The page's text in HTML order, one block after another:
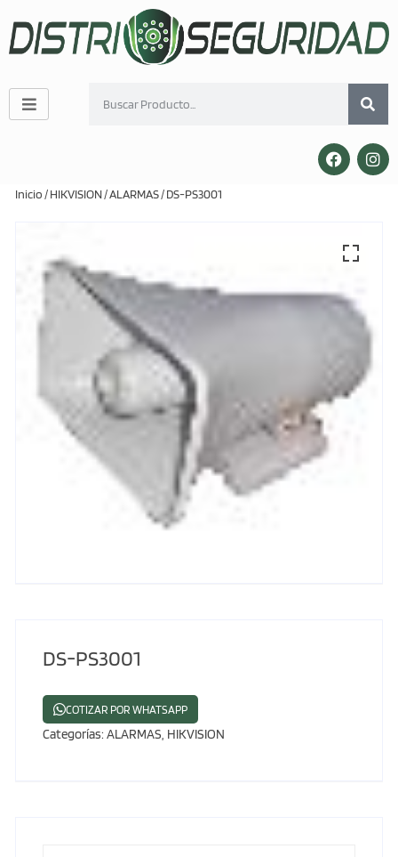
Inicio /HIKVISION/ALARMAS/ DS-PS3001
DS-PS3001
COTIZAR POR WHATSAPP
Categorías:ALARMAS, HIKVISION